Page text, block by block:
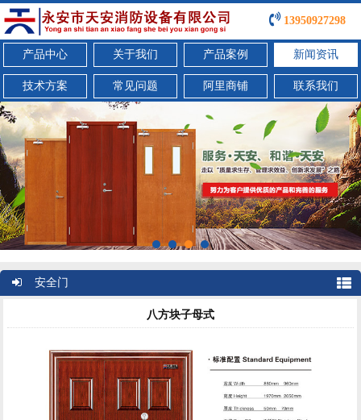
13950927298
产品中心 关于我们 产品案例 新闻资讯
技术方案 常见问题 阿里商铺 联系我们
安全门
八方块子母式